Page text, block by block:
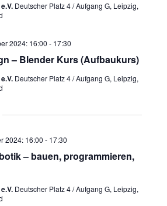
Deutscher Platz 4 / Aufgang G, Leipzig,
– Blender Kurs (Aufbaukurs)
2024: 16:00 - 17:30
Deutscher Platz 4 / Aufgang G, Leipzig,
– bauen, programmieren,
2024: 16:00 - 17:30
Deutscher Platz 4 / Aufgang G, Leipzig,